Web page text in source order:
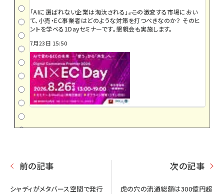
「AIに選ばれない企業は淘汰される」――。この激変する市場におい
て、小売・EC事業者はどのような対策を打つべきなのか？ そのヒ
ントを学べる1Dayセミナーです。懇親会も実施します。
7月23日 15:50
前の記事
シャディがメタバース空間で発行
次の記事
虎の穴の流通総額は300億円超